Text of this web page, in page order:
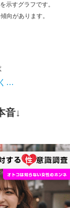
示すグラフです。
向があります。
…
音↓